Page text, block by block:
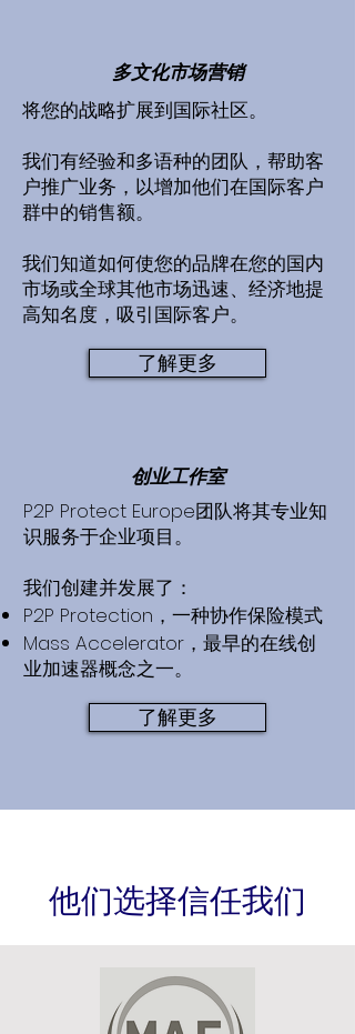
多文化市场营销
将您的战略扩展到国际社区。
我们有经验和多语种的团队，帮助客
户推广业务，以增加他们在国际客户
群中的销售额。
我们知道如何使您的品牌在您的国内
市场或全球其他市场迅速、经济地提
高知名度，吸引国际客户。
了解更多
创业工作室
P2P Protect Europe团队将其专业知
识服务于企业项目。
我们创建并发展了：
P2P Protection，一种协作保险模式
Mass Accelerator，最早的在线创
业加速器概念之一。
了解更多
他们选择信任我们